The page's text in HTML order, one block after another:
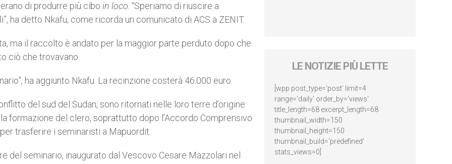
di produrre più cibo in loco . “Speriamo di riuscire a
ha detto Nkafu, come ricorda un comunicato di ACS a ZENIT.
ma il raccolto è andato per la maggior parte perduto dopo che
ciò che trovavano.
ha aggiunto Nkafu. La recinzione costerà 46.000 euro.
del sud del Sudan, sono ritornati nelle loro terre d’origine
formazione del clero, soprattutto dopo l’Accordo Comprensivo
trasferire i seminaristi a Mapuordit.
del seminario, inaugurato dal Vescovo Cesare Mazzolari nel
LE NOTIZIE PIÙ LETTE
[wpp post_type='post' limit=4
range='daily' order_by='views'
title_length=68 excerpt_length=68
thumbnail_width=150
thumbnail_height=150
thumbnail_build='predefined'
stats_views=0]